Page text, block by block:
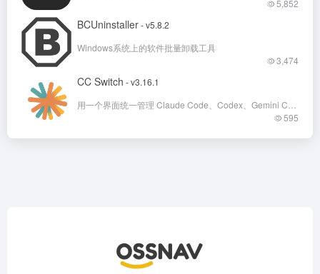
5,852
BCUninstaller- v5.8.2
Windows系统上的软件批量卸载工具
3,474
CC Switch - v3.16.1
595